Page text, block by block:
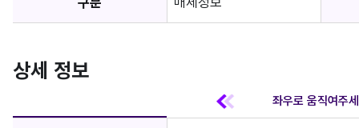
상세 정보